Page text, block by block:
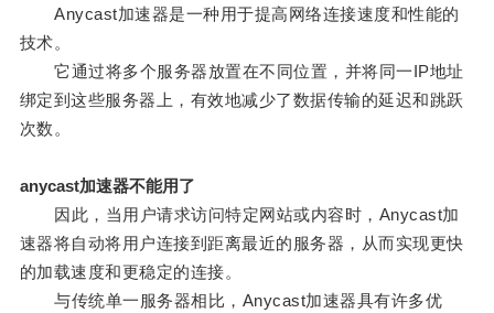
Anycast加速器是一种用于提高网络连接速度和性能的
技术。
它通过将多个服务器放置在不同位置，并将同一IP地址
绑定到这些服务器上，有效地减少了数据传输的延迟和跳跃
次数。
anycast加速器不能用了
因此，当用户请求访问特定网站或内容时，Anycast加
速器将自动将用户连接到距离最近的服务器，从而实现更快
的加载速度和更稳定的连接。
与传统单一服务器相比，Anycast加速器具有许多优